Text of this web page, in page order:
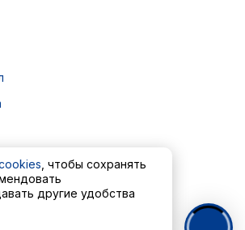
персональных данных
, чтобы сохранять
другие удобства